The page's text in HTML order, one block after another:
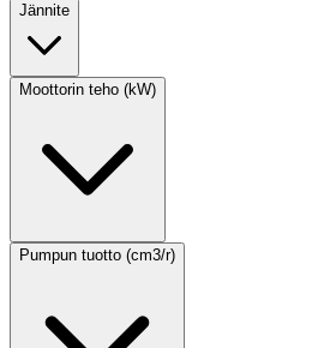
Jännite
Moottorin teho (kW)
Pumpun tuotto (cm3/r)